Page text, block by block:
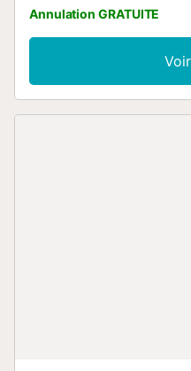
l'endroit que vous devez
trouverez une grande
produits dans nos terre et
les fruits et légumes et les
dans notre baie PRECIO 1
Annulation GRATUITE